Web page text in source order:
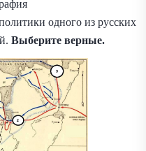
одного из русских
Выберите верные.